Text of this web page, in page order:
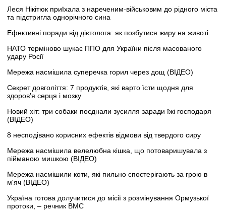
Леся Нікітюк приїхала з нареченим-військовим до рідного міста
та підстригла однорічного сина
Ефективні поради від дієтолога: як позбутися жиру на животі
НАТО терміново шукає ППО для України після масованого
удару Росії
Мережа насмішила суперечка горил через дощ (ВІДЕО)
Секрет довголіття: 7 продуктів, які варто їсти щодня для
здоров’я серця і мозку
Новий хіт: три собаки поєднали зусилля заради їжі господаря
(ВІДЕО)
8 несподівано корисних ефектів відмови від твердого сиру
Мережа насмішила велелюбна кішка, що потоваришувала з
пійманою мишкою (ВІДЕО)
Мережа насмішили коти, які пильно спостерігають за грою в
м'яч (ВІДЕО)
Україна готова долучитися до місії з розмінування Ормузької
протоки, – речник ВМС